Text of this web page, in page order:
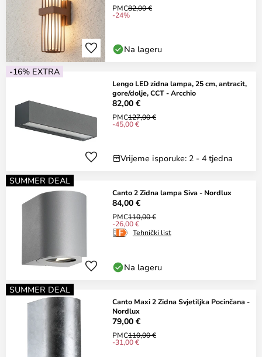
PMC82,00 €
-24%
Na lageru
-16% EXTRA
Lengo LED zidna lampa, 25 cm, antracit,
gore/dolje, CCT - Arcchio
82,00 €
PMC127,00 €
-45,00 €
Vrijeme isporuke: 2 - 4 tjedna
SUMMER DEAL
Canto 2 Zidna lampa Siva - Nordlux
84,00 €
PMC110,00 €
-26,00 €
Tehnički list
Na lageru
SUMMER DEAL
Canto Maxi 2 Zidna Svjetiljka Pocinčana -
Nordlux
79,00 €
PMC110,00 €
-31,00 €